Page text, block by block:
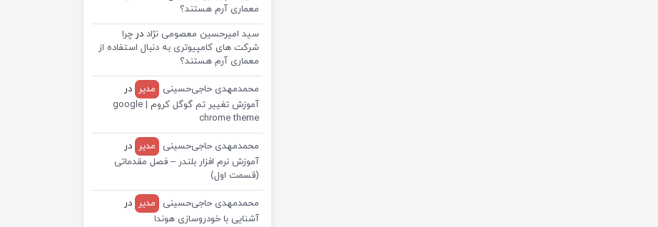
معماری آرم هستند؟
سید امیرحسین معصومی نژاد درچرا
شرکت های کامپیوتری به دنبال استفاده از
معماری آرم هستند؟
محمدمهدی حاجی‌حسینی مدیر
در
آموزش تغییر تم گوگل کروم | google
chrome theme
محمدمهدی حاجی‌حسینی مدیر
در
آموزش نرم افزار بلندر – فصل مقدماتی
(قسمت اول)
محمدمهدی حاجی‌حسینی مدیر
در
آشنایی با خودروسازی هوندا